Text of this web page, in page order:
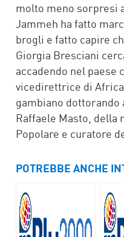
molto meno sorpresi
Jammeh ha fatto
brogli e fatto capire
Giorgia Bresciani
accadendo nel paese
vicedirettrice di Africa
gambiano dottorando
Raffaele Masto, della
Popolare e curatore
POTREBBE ANCHE